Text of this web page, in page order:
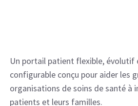
Un portail patient flexible, évolutif
configurable conçu pour aider les
organisations de soins de santé à
patients et leurs familles.